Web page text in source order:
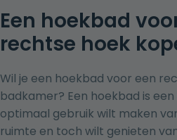
Een hoekbad
rechtse hoek
Wil je een hoekbad voor een
badkamer? Een hoekbad is
optimaal gebruik wilt maken
ruimte en toch wilt genieten